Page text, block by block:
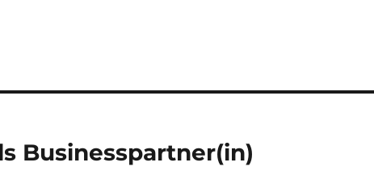
Businesspartner(in)